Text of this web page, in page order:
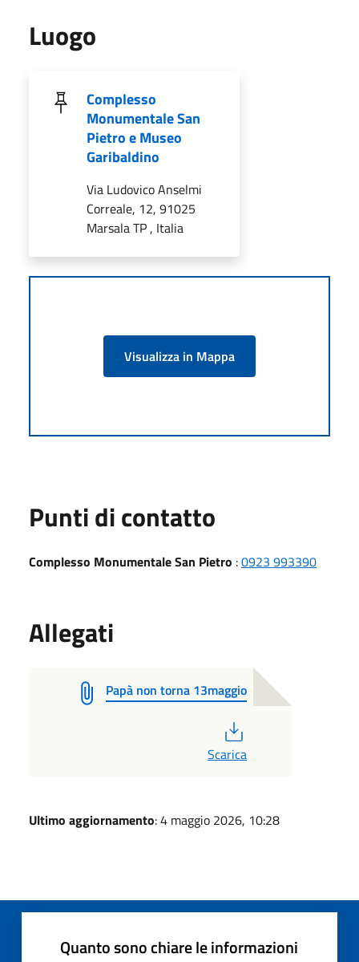
Luogo
Complesso
Monumentale San
Pietro e Museo
Garibaldino
Via Ludovico Anselmi
Correale, 12, 91025
Marsala TP , Italia
Visualizza in Mappa
Punti di contatto
Complesso Monumentale San Pietro :0923 993390
Allegati
Papà non torna 13maggio
Scarica
Ultimo aggiornamento: 4 maggio 2026, 10:28
Quanto sono chiare le informazioni